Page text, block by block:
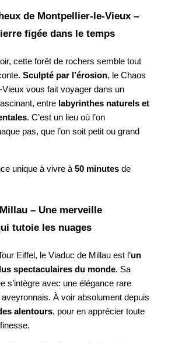
de Montpellier-le-Vieux –
figée dans le temps
cette forêt de rochers semble tout
Sculpté par l’érosion, le Chaos
Vieux vous fait voyager dans un
entre labyrinthes naturels et
. C’est un lieu où l’on
pas, que l’on soit petit ou grand
unique à vivre à 50 minutes de
– Une merveille
tutoie les nuages
Eiffel, le Viaduc de Millau est l’un
spectaculaires du monde. Sa
s’intègre avec une élégance rare
À voir absolument depuis
alentours, pour en apprécier toute